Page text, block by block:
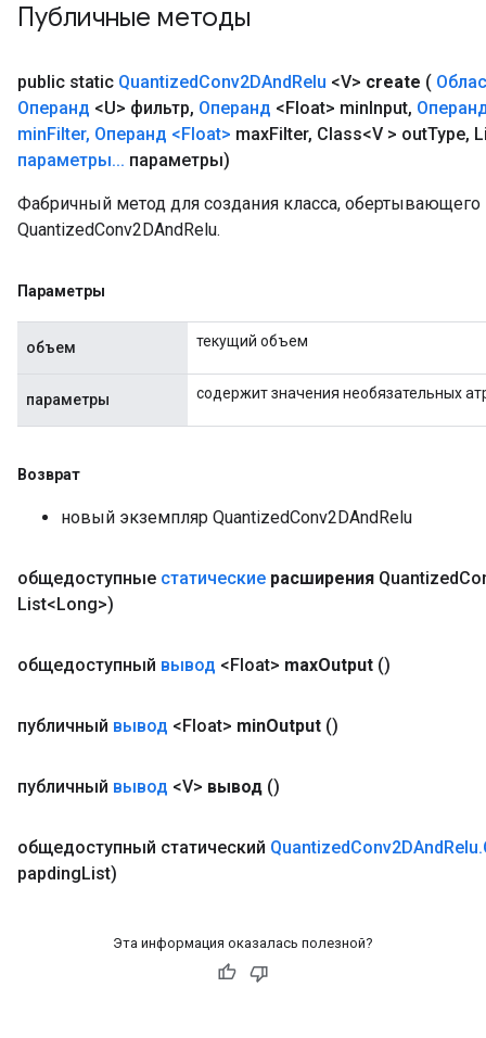
Публичные методы
public static QuantizedConv2DAndRelu <V> create (
Операнд <U> фильтр, Операнд <Float> minInput,
minFilter, Операнд <Float> maxFilter, Class<V > outType,
параметры... параметры)
Фабричный метод для создания класса,
QuantizedConv2DAndRelu.
Параметры
объем текущий объем
параметры содержит значения необязательных
Возврат
новый экземпляр QuantizedConv2DAndRelu
общедоступные статические расширения Quantized
List<Long>)
общедоступный вывод <Float> maxOutput ()
публичный вывод <Float> minOutput ()
публичный вывод <V> вывод ()
общедоступный статический QuantizedConv2DAndRelu.
papdingList)
Эта информация оказалась полезной?